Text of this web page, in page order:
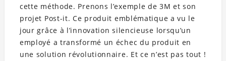
cette méthode. Prenons l’exemple de 3M et son
projet Post-it. Ce produit emblématique a vu le
jour grâce à l’innovation silencieuse lorsqu’un
employé a transformé un échec du produit en
une solution révolutionnaire. Et ce n’est pas tout !